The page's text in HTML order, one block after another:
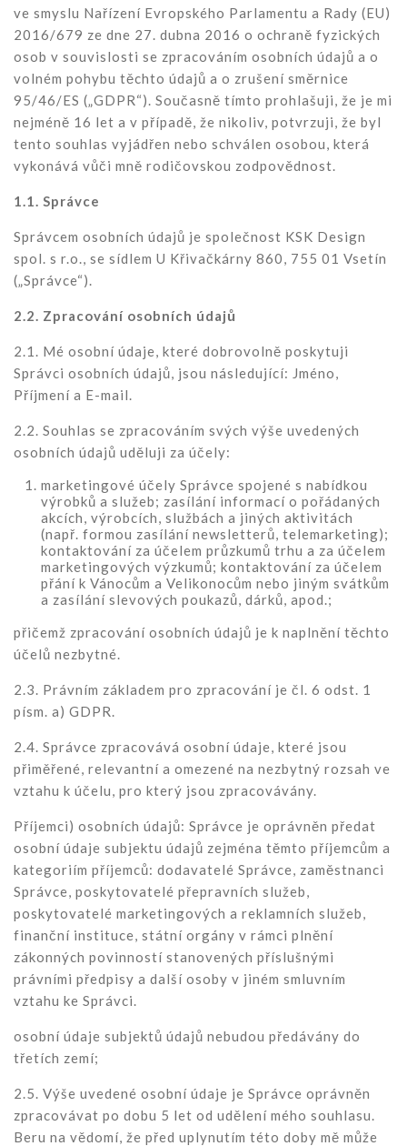
ve smyslu Nařízení Evropského Parlamentu a Rady (EU)
2016/679 ze dne 27. dubna 2016 o ochraně fyzických
osob v souvislosti se zpracováním osobních údajů a o
volném pohybu těchto údajů a o zrušení směrnice
95/46/ES („GDPR“). Současně tímto prohlašuji, že je mi
nejméně 16 let a v případě, že nikoliv, potvrzuji, že byl
tento souhlas vyjádřen nebo schválen osobou, která
vykonává vůči mně rodičovskou zodpovědnost.
1.1. Správce
Správcem osobních údajů je společnost KSK Design
spol. s r.o., se sídlem U Křivačkárny 860, 755 01 Vsetín
(„Správce“).
2.2. Zpracování osobních údajů
2.1. Mé osobní údaje, které dobrovolně poskytuji
Správci osobních údajů, jsou následující: Jméno,
Příjmení a E-mail.
2.2. Souhlas se zpracováním svých výše uvedených
osobních údajů uděluji za účely:
marketingové účely Správce spojené s nabídkou
výrobků a služeb; zasílání informací o pořádaných
akcích, výrobcích, službách a jiných aktivitách
(např. formou zasílání newsletterů, telemarketing);
kontaktování za účelem průzkumů trhu a za účelem
marketingových výzkumů; kontaktování za účelem
přání k Vánocům a Velikonocům nebo jiným svátkům
a zasílání slevových poukazů, dárků, apod.;
přičemž zpracování osobních údajů je k naplnění těchto
účelů nezbytné.
2.3. Právním základem pro zpracování je čl. 6 odst. 1
písm. a) GDPR.
2.4. Správce zpracovává osobní údaje, které jsou
přiměřené, relevantní a omezené na nezbytný rozsah ve
vztahu k účelu, pro který jsou zpracovávány.
Příjemci) osobních údajů: Správce je oprávněn předat
osobní údaje subjektu údajů zejména těmto příjemcům a
kategoriím příjemců: dodavatelé Správce, zaměstnanci
Správce, poskytovatelé přepravních služeb,
poskytovatelé marketingových a reklamních služeb,
finanční instituce, státní orgány v rámci plnění
zákonných povinností stanovených příslušnými
právními předpisy a další osoby v jiném smluvním
vztahu ke Správci.
osobní údaje subjektů údajů nebudou předávány do
třetích zemí;
2.5. Výše uvedené osobní údaje je Správce oprávněn
zpracovávat po dobu 5 let od udělení mého souhlasu.
Beru na vědomí, že před uplynutím této doby mě může